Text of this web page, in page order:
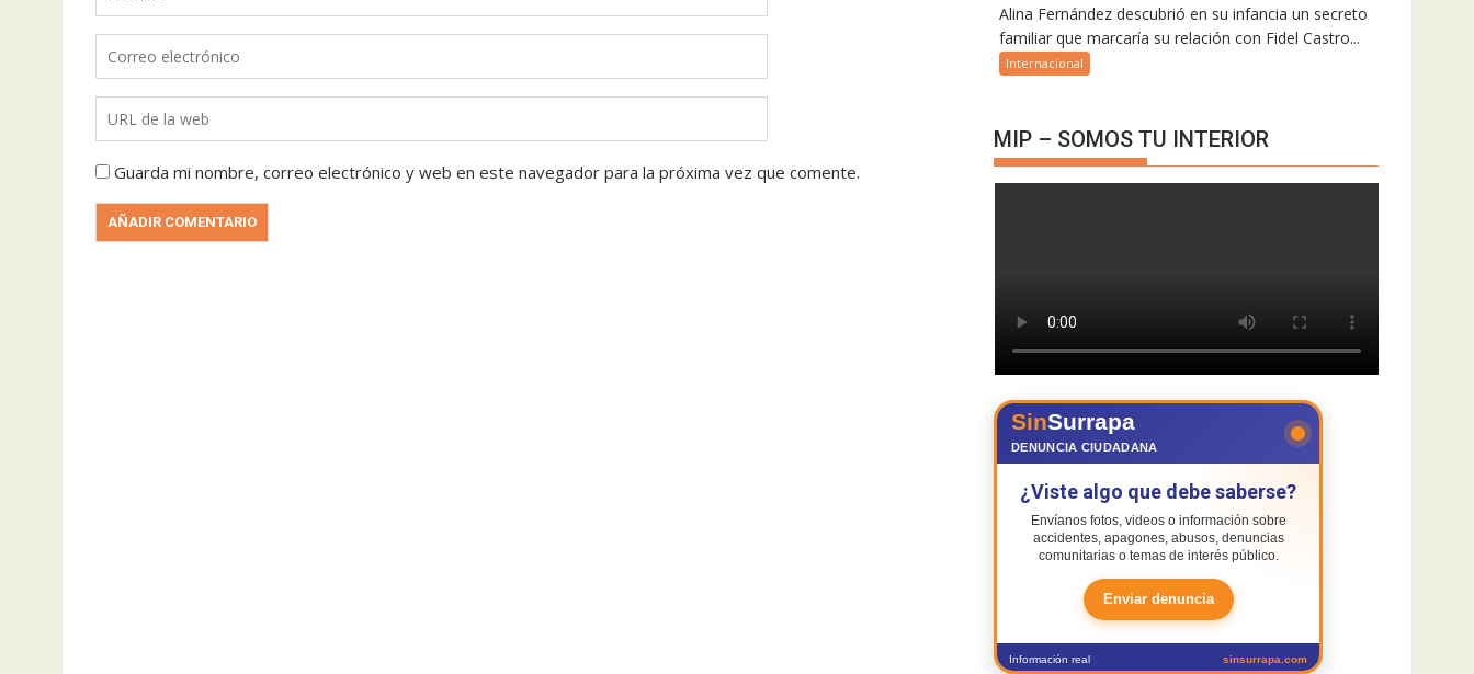
Guarda mi nombre, correo electrónico y web en este navegador para la próxima vez que comente.
Alina Fernández descubrió en su infancia un secreto
familiar que marcaría su relación con Fidel Castro...
Internacional
MIP – SOMOS TU INTERIOR
SinSurrapa
DENUNCIA CIUDADANA
¿Viste algo que debe saberse?
Envíanos fotos, videos o información sobre
accidentes, apagones, abusos, denuncias
comunitarias o temas de interés público.
Enviar denuncia
Información real sinsurrapa.com